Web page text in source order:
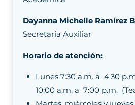
Dayanna Michelle Ramírez
Secretaria Auxiliar
Horario de atención:
Lunes 7:30 a.m. a 4:30
10:00 a.m. a 7:00 p.m.